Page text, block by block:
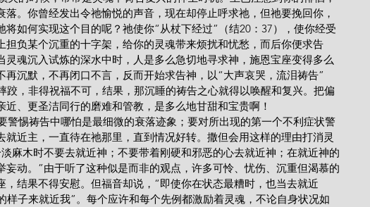
落。你曾经发出令祂愉悦的声音，现在却停止呼求祂，但祂要挽回你，
将如何实现这个目的呢？祂使你“从杖下经过”（结20：37），使你经受
担负某个沉重的十字架，给你的灵魂带来烦扰和忧愁，而后你便求告
灵魂沉入试炼的深水中时，人是多么急切地寻求神，施恩宝座变得多么
再沉默，不再闭口不言，反而开始求告神，以“大声哀哭，流泪祷告”
跤，非得祝福不可，结果，那沉睡的祷告之心就得以唤醒和复兴。把偏
、更圣洁同行的磨难和管教，是多么地甘甜和宝贵啊！
就近主，一直待在祂那里，直到情况好转。撒但会用这样的理由打消灵
麻木时不要去就近神；不要带着刚硬和邪恶的心去就近神；在就近神的
妄动。”由于听了这种似是而非的观点，许多可怜、忧伤、沉重但渴慕的
，结果不得安慰。但福音却说，“即使你在状态最糟时，也当去就近
样子来就近我”。每个应许和每个先例都激励着灵魂，不论自身状况如